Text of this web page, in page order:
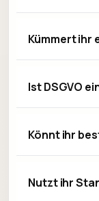
Kümmert ihr
Ist DSGVO
Könnt ihr
Nutzt ihr